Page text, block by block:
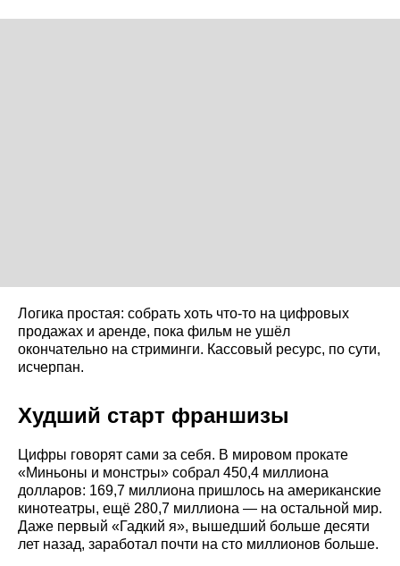
Логика простая: собрать хоть что-то на цифровых
продажах и аренде, пока фильм не ушёл
окончательно на стриминги. Кассовый ресурс, по сути,
исчерпан.
Худший старт франшизы
Цифры говорят сами за себя. В мировом прокате
«Миньоны и монстры» собрал 450,4 миллиона
долларов: 169,7 миллиона пришлось на американские
кинотеатры, ещё 280,7 миллиона — на остальной мир.
Даже первый «Гадкий я», вышедший больше десяти
лет назад, заработал почти на сто миллионов больше.